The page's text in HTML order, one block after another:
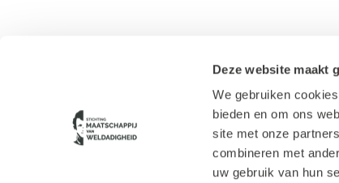
Deze website maakt
We gebruiken
bieden en om ons
site met onze
combineren met
uw gebruik van hun
Route Huis Westerbeek
Cookie verklaring
Privacy verklaring